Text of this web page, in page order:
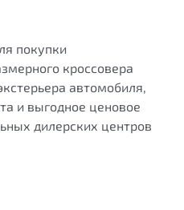
при покупке
покупки
кроссовера
автомобиля,
и выгодное ценовое
дилерских центров